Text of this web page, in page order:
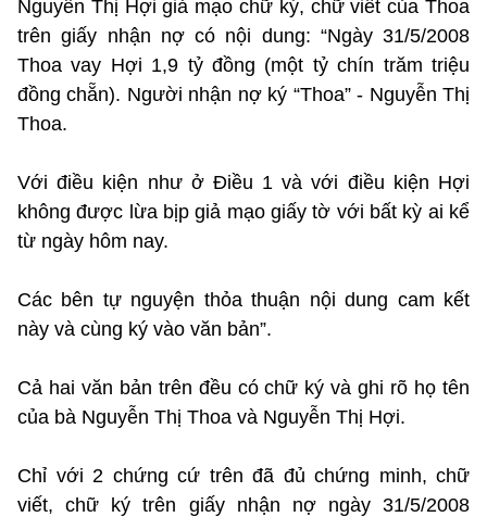
Nguyễn Thị Hợi giả mạo chữ ký, chữ viết của Thoa
trên giấy nhận nợ có nội dung: “Ngày 31/5/2008
Thoa vay Hợi 1,9 tỷ đồng (một tỷ chín trăm triệu
đồng chẵn). Người nhận nợ ký “Thoa” - Nguyễn Thị
Thoa.
Với điều kiện như ở Điều 1 và với điều kiện Hợi
không được lừa bịp giả mạo giấy tờ với bất kỳ ai kể
từ ngày hôm nay.
Các bên tự nguyện thỏa thuận nội dung cam kết
này và cùng ký vào văn bản”.
Cả hai văn bản trên đều có chữ ký và ghi rõ họ tên
của bà Nguyễn Thị Thoa và Nguyễn Thị Hợi.
Chỉ với 2 chứng cứ trên đã đủ chứng minh, chữ
viết, chữ ký trên giấy nhận nợ ngày 31/5/2008